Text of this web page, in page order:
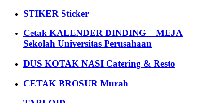
STIKER Sticker
Cetak KALENDER DINDING – MEJA
Sekolah Universitas Perusahaan
DUS KOTAK NASI Catering & Resto
CETAK BROSUR Murah